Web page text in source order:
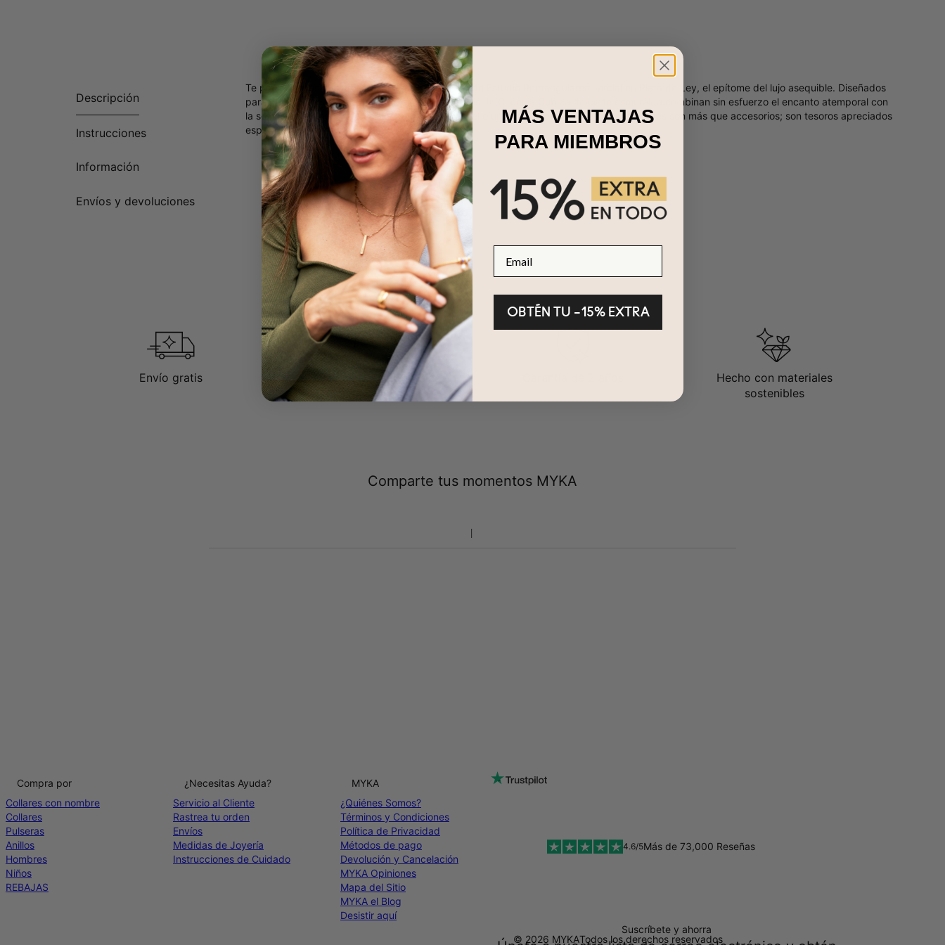
Descripción
Instrucciones
Información
Envíos y devoluciones
Te presentamos nuestros románticos Pendientes de Estudio Rectangulares Lorelai en Plata de Ley, el epítome del lujo asequible. Diseñados
para brillar con cada movimiento, estos pendientes de Circonia Cúbica de corte esmeralda combinan sin esfuerzo el encanto atemporal con
la sofisticación moderna. Ya sea para un día casual o una velada especial, estos pendientes son más que accesorios; son tesoros apreciados
esperando adornar tus orejas y alegrar tu día.
Hechos de Plata de Ley y Circonia Cúbica
Envío gratis Devoluciones en 100 días
Hecho con materiales
sostenibles
Comparte tus momentos MYKA
Suscríbete y ahorra
Compra por
Collares con nombre
Collares
Pulseras
Anillos
Hombres
Niños
REBAJAS
¿Necesitas Ayuda?
Servicio al Cliente
Rastrea tu orden
Envíos
Medidas de Joyería
Instrucciones de Cuidado
MYKA
¿Quiénes Somos?
Términos y Condiciones
Política de Privacidad
Métodos de pago
Devolución y Cancelación
MYKA Opiniones
Mapa del Sitio
MYKA el Blog
Desistir aquí
4.6/5Más de 73,000 Reseñas
© 2026 MYKATodos los derechos reservados
MÁS VENTAJAS
PARA MIEMBROS
OBTÉN TU –15% EXTRA